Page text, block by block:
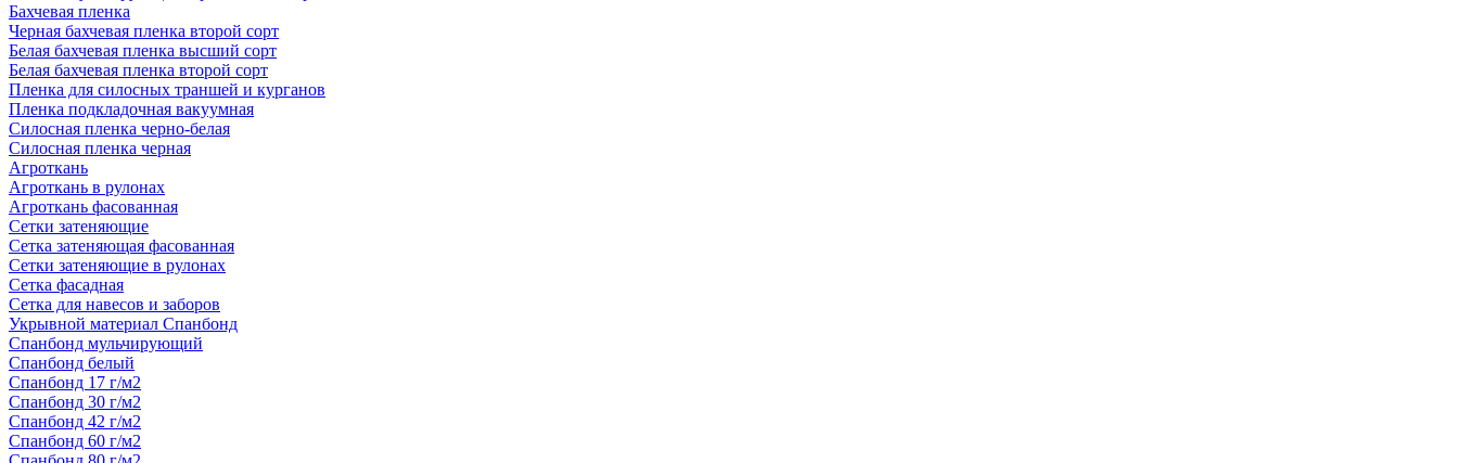
Бахчевая пленка
Черная бахчевая пленка второй сорт
Белая бахчевая пленка высший сорт
Белая бахчевая пленка второй сорт
Пленка для силосных траншей и курганов
Пленка подкладочная вакуумная
Силосная пленка черно-белая
Силосная пленка черная
Агроткань
Агроткань в рулонах
Агроткань фасованная
Сетки затеняющие
Сетка затеняющая фасованная
Сетки затеняющие в рулонах
Сетка фасадная
Сетка для навесов и заборов
Укрывной материал Спанбонд
Спанбонд мульчирующий
Спанбонд белый
Спанбонд 17 г/м2
Спанбонд 30 г/м2
Спанбонд 42 г/м2
Спанбонд 60 г/м2